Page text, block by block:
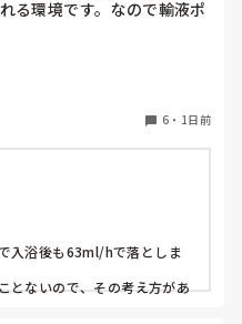
しなければいけないと思っ
なのか、研修内容や看護技
とはほとんどありません。
」と言われることはありま
は一緒に技術練習をしてく
ることを聞いてくれたりす
し、実際にはそのような関
ん。そのため、ずっと距離
の中で「何か困っているこ
っていないのか、自分がプリ
っていないのかもしれませ
かりますが、自分がプリセプ
ましたか？
さんの状況が良くなっている
言わずに周りにいる先輩に聞
す。
悩むのはよく分かります。
が悪いほうに変わってしま
ォローについてくれた先輩に
ます。
る環境です。なので輸液ポ
りました。500mlを8時間
ー後に再開する場合の輸液
あります。当初の予定通
と、残量をシャワー後から
あります。先輩に聞きたい
ってる場合、先輩の間違い
だ聞けてないです。みなさ
いただきたいです。
6 ・ 1日前
入浴後も63ml/hで落としま
とないので、その考え方があ